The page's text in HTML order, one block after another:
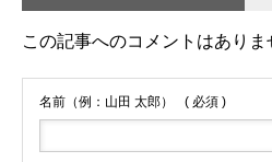
この記事へのコメントはありま
名前（例：山田 太郎） ( 必須 )